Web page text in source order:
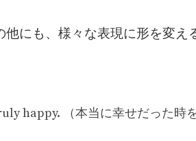
にも、様々な表現に形を変え
happy. （本当に幸せだった時